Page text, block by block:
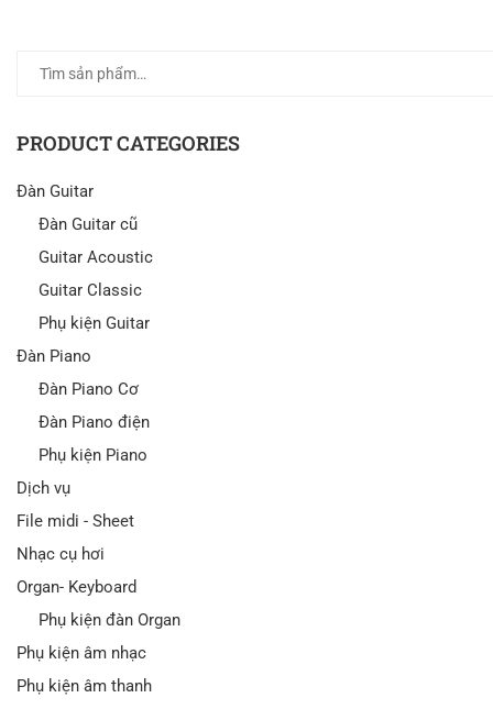
PRODUCT CATEGORIES
Đàn Guitar
Đàn Guitar cũ
Guitar Acoustic
Guitar Classic
Phụ kiện Guitar
Đàn Piano
Đàn Piano Cơ
Đàn Piano điện
Phụ kiện Piano
Dịch vụ
File midi - Sheet
Nhạc cụ hơi
Organ- Keyboard
Phụ kiện đàn Organ
Phụ kiện âm nhạc
Phụ kiện âm thanh